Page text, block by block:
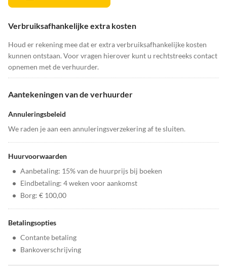
Verbruiksafhankelijke extra kosten
Houd er rekening mee dat er extra verbruiksafhankelijke kosten
kunnen ontstaan. Voor vragen hierover kunt u rechtstreeks contact
opnemen met de verhuurder.
Aantekeningen van de verhuurder
Annuleringsbeleid
We raden je aan een annuleringsverzekering af te sluiten.
Huurvoorwaarden
• Aanbetaling: 15% van de huurprijs bij boeken
• Eindbetaling: 4 weken voor aankomst
• Borg: € 100,00
Betalingsopties
• Contante betaling
• Bankoverschrijving